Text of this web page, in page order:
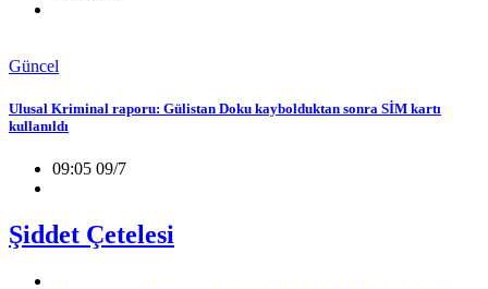
Güncel
Ulusal Kriminal raporu: Gülistan Doku kaybolduktan sonra SİM kartı
kullanıldı
09:05 09/7
Şiddet Çetelesi